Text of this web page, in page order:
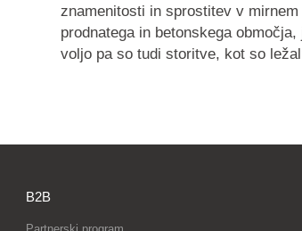
znamenitosti in sprostitev v
prodnatega in betonskega
voljo pa so tudi storitve, kot so
B2B